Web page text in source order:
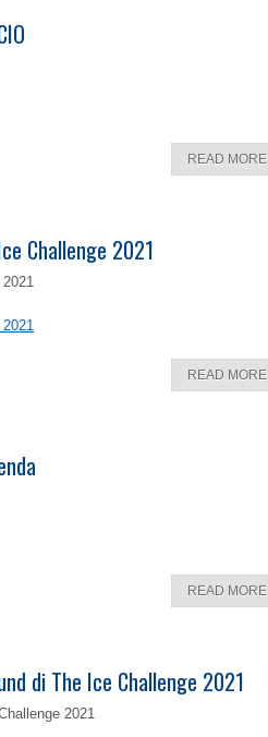
READ MORE
Challenge 2021
READ MORE
READ MORE
di The Ice Challenge 2021
2021